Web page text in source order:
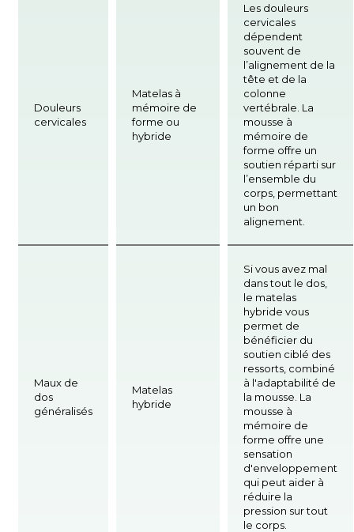
Douleurs
cervicales
Matelas à
mémoire de
forme ou
hybride
Les douleurs
cervicales
dépendent
souvent de
l’alignement de la
tête et de la
colonne
vertébrale. La
mousse à
mémoire de
forme offre un
soutien réparti sur
l’ensemble du
corps, permettant
un bon
alignement.
Maux de
dos
généralisés
Matelas
hybride
Si vous avez mal
dans tout le dos,
le matelas
hybride vous
permet de
bénéficier du
soutien ciblé des
ressorts, combiné
à l'adaptabilité de
la mousse. La
mousse à
mémoire de
forme offre une
sensation
d'enveloppement
qui peut aider à
réduire la
pression sur tout
le corps.